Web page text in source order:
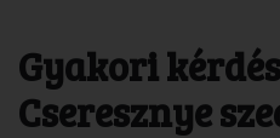
Gyakori
Cseresznye